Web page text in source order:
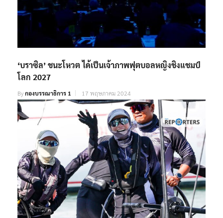
‘บราซิล’ ชนะโหวต ได้เป็นเจ้าภาพฟุตบอลหญิงชิงแชมป์
โลก 2027
Byกองบรรณาธิการ 1 17 พฤษภาคม 2024